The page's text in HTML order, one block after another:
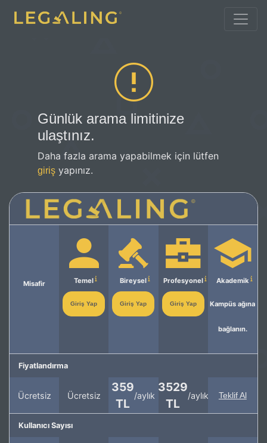
Günlük arama limitinize
ulaştınız.
Daha fazla arama yapabilmek için lütfen
giriş yapınız.
Misafir Temel
Giriş Yap
Bireysel
Giriş Yap
Profesyonel
Giriş Yap
Akademik
Kampüs ağına
bağlanın.
Fiyatlandırma
Ücretsiz Ücretsiz
359
TL
/aylık
3529
TL
/aylık Teklif Al
Kullanıcı Sayısı